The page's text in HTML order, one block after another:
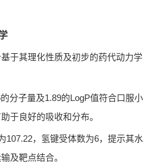
于其理化性质及初步的药代动力学
分子量及1.89的LogP值符合口服小
于良好的吸收和分布。
107.22，氢键受体数为6，提示其水
及靶点结合。